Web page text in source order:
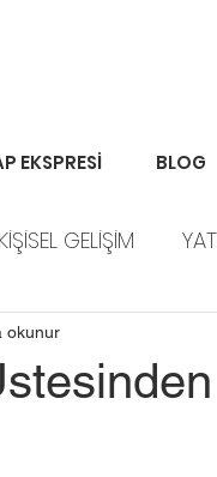
EKSPRESİ BLOG
KİŞİSEL GELİŞİM
okunur